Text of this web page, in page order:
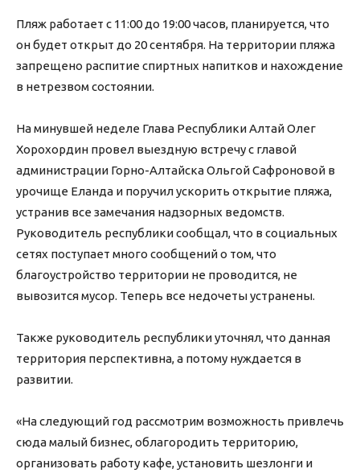
Пляж работает с 11:00 до 19:00 часов, планируется, что
он будет открыт до 20 сентября. На территории пляжа
запрещено распитие спиртных напитков и нахождение
в нетрезвом состоянии.
На минувшей неделе Глава Республики Алтай Олег
Хорохордин провел выездную встречу с главой
администрации Горно-Алтайска Ольгой Сафроновой в
урочище Еланда и поручил ускорить открытие пляжа,
устранив все замечания надзорных ведомств.
Руководитель республики сообщал, что в социальных
сетях поступает много сообщений о том, что
благоустройство территории не проводится, не
вывозится мусор. Теперь все недочеты устранены.
Также руководитель республики уточнял, что данная
территория перспективна, а потому нуждается в
развитии.
«На следующий год рассмотрим возможность привлечь
сюда малый бизнес, облагородить территорию,
организовать работу кафе, установить шезлонги и